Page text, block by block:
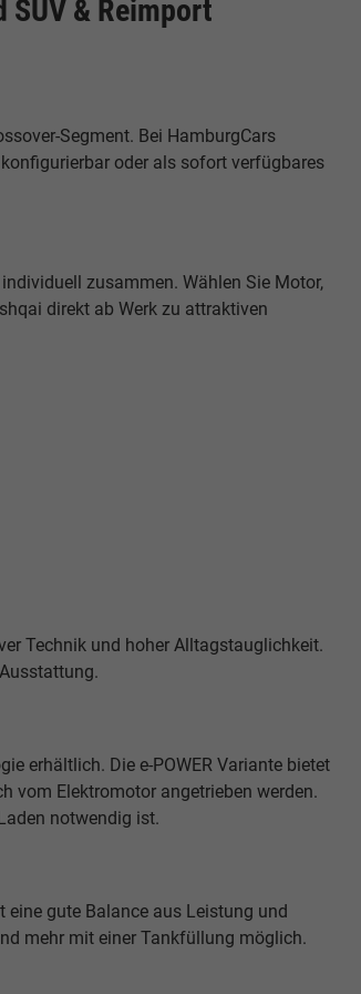
SUV & Reimport
Segment. Bei HamburgCars
oder als sofort verfügbares
zusammen. Wählen Sie Motor,
direkt ab Werk zu attraktiven
Technik und hoher Alltagstauglichkeit.
erhältlich. Die e-POWER Variante bietet
vom Elektromotor angetrieben werden.
notwendig ist.
gute Balance aus Leistung und
mehr mit einer Tankfüllung möglich.